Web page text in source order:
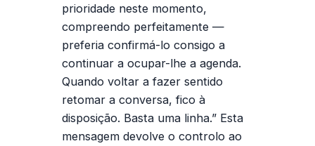
prioridade neste momento,
compreendo perfeitamente —
preferia confirmá-lo consigo a
continuar a ocupar-lhe a agenda.
Quando voltar a fazer sentido
retomar a conversa, fico à
disposição. Basta uma linha.” Esta
mensagem devolve o controlo ao